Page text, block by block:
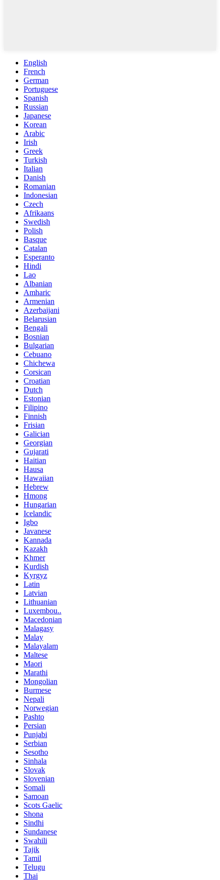
English
French
German
Portuguese
Spanish
Russian
Japanese
Korean
Arabic
Irish
Greek
Turkish
Italian
Danish
Romanian
Indonesian
Czech
Afrikaans
Swedish
Polish
Basque
Catalan
Esperanto
Hindi
Lao
Albanian
Amharic
Armenian
Azerbaijani
Belarusian
Bengali
Bosnian
Bulgarian
Cebuano
Chichewa
Corsican
Croatian
Dutch
Estonian
Filipino
Finnish
Frisian
Galician
Georgian
Gujarati
Haitian
Hausa
Hawaiian
Hebrew
Hmong
Hungarian
Icelandic
Igbo
Javanese
Kannada
Kazakh
Khmer
Kurdish
Kyrgyz
Latin
Latvian
Lithuanian
Luxembou..
Macedonian
Malagasy
Malay
Malayalam
Maltese
Maori
Marathi
Mongolian
Burmese
Nepali
Norwegian
Pashto
Persian
Punjabi
Serbian
Sesotho
Sinhala
Slovak
Slovenian
Somali
Samoan
Scots Gaelic
Shona
Sindhi
Sundanese
Swahili
Tajik
Tamil
Telugu
Thai